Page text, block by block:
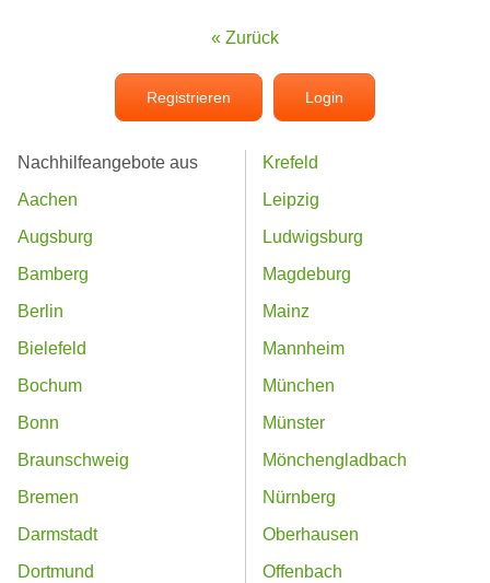
« Zurück
Registrieren Login
Nachhilfeangebote aus
Aachen
Augsburg
Bamberg
Berlin
Bielefeld
Bochum
Bonn
Braunschweig
Bremen
Darmstadt
Dortmund
Krefeld
Leipzig
Ludwigsburg
Magdeburg
Mainz
Mannheim
München
Münster
Mönchengladbach
Nürnberg
Oberhausen
Offenbach